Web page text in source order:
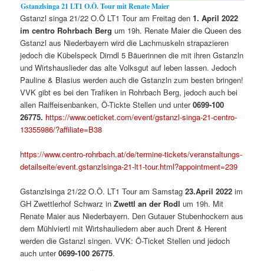
Gstanzlsinga 21 LT1 O.Ö. Tour mit Renate Maier
Gstanzl singa 21/22 O.Ö LT1 Tour am Freitag den1. April 2022
im centro Rohrbach Bergum 19h. Renate Maier die Queen des
Gstanzl aus Niederbayern wird die Lachmuskeln strapazieren
jedoch die Kübelspeck Dirndl 5 Bäuerinnen die mit ihren Gstanzln
und Wirtshauslieder das alte Volksgut auf leben lassen. Jedoch
Pauline & Blasius werden auch die Gstanzln zum besten bringen!
VVK gibt es bei den Trafiken in Rohrbach Berg, jedoch auch bei
allen Raiffeisenbanken, Ö-Tickte Stellen und unter0699-100
26775. https://www.oeticket.com/event/gstanzl-singa-21-centro-
13355986/?affiliate=B38
https://www.centro-rohrbach.at/de/termine-tickets/veranstaltungs-
detailseite/event.gstanzlsinga-21-lt1-tour.html?appointment=239
Gstanzlsinga 21/22 O.Ö. LT1 Tour am Samstag23.April 2022im
GH Zwettlerhof Schwarz in Zwettl an der Rodl um 19h. Mit
Renate Maier aus Niederbayern. Den Gutauer Stubenhockern aus
dem Mühlviertl mit Wirtshauliedern aber auch Drent & Herent
werden die Gstanzl singen. VVK: Ö-Ticket Stellen und jedoch
auch unter0699-100 26775.